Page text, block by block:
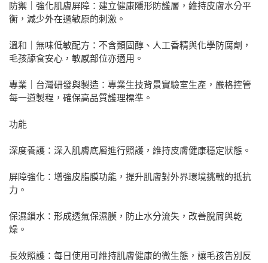
防禦｜強化肌膚屏障：建立健康隱形防護層，維持皮膚水分平
衡，減少外在過敏原的刺激。
溫和｜無味低敏配方：不含類固醇、人工香精與化學防腐劑，
毛孩舔食安心，敏感部位亦適用。
專業｜台灣研發與製造：專業生技背景實驗室生產，嚴格控管
每一道製程，確保高品質護理標準。
功能
深度養護：深入肌膚底層進行照護，維持皮膚健康穩定狀態。
屏障強化：增強皮脂膜功能，提升肌膚對外界環境挑戰的抵抗
力。
保濕鎖水：形成透氣保濕膜，防止水分流失，改善脫屑與乾
燥。
長效照護：每日使用可維持肌膚健康的微生態，讓毛孩告別反